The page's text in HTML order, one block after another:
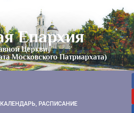
Епархия
Церкви
Московского Патриархата)
КАЛЕНДАРЬ, РАСПИСАНИЕ